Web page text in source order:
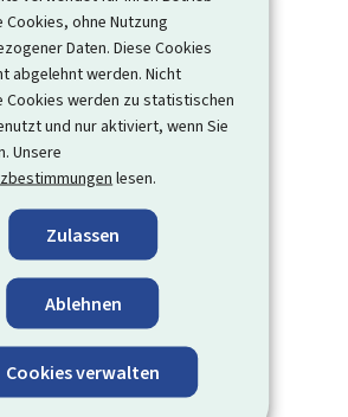
ohne Nutzung
Daten. Diese Cookies
abgelehnt werden. Nicht
Cookies werden zu statistischen
und nur aktiviert, wenn Sie
Unsere
lesen.
Zulassen
Ablehnen
Cookies verwalten
Komitee (COSL)
StrassenLuxemburg